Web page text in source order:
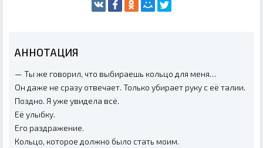
АННОТАЦИЯ
— Ты же говорил, что выбираешь кольцо для меня…
Он даже не сразу отвечает. Только убирает руку с её талии.
Поздно. Я уже увидела всё.
Её улыбку.
Его раздражение.
Кольцо, которое должно было стать моим.